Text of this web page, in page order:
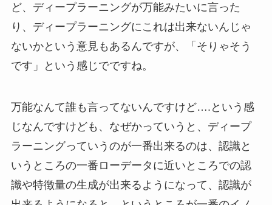
ど、ディープラーニングが万能みたいに言った
り、ディープラーニングにこれは出来ないんじゃ
ないかという意見もあるんですが、「そりゃそう
です」という感じでですね。
万能なんて誰も言ってないんですけど….という感
じなんですけども、なぜかっていうと、ディープ
ラーニングっていうのが一番出来るのは、認識と
いうところの一番ローデータに近いところでの認
識や特徴量の生成が出来るようになって、認識が